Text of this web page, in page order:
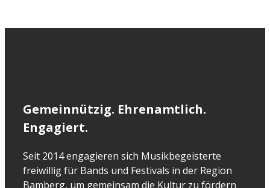
Gemeinnützig. Ehrenamtlich.
Engagiert.
Seit 2014 engagieren sich Musikbegeisterte
freiwillig für Bands und Festivals in der Region
Bamberg, um gemeinsam die Kultur zu fördern